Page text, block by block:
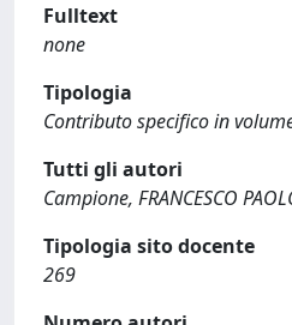
Fulltext
none
Tipologia
Contributo specifico in
Tutti gli autori
Campione, FRANCESCO
Tipologia sito docente
269